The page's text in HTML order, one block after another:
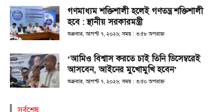
গণমাধ্যম শক্তিশালী হলেই গণতন্ত্র শক্তিশালী
হবে : স্থানীয় সরকারমন্ত্রী
শুক্রবার, আগস্ট ৭, ২০২৬; সময় : ৩:৫৮ অপরাহ্ণ
‘আমিও বিশ্বাস করতে চাই তিনি ডিসেম্বরেই
আসবেন, আইনের মুখোমুখি হবেন’
শুক্রবার, আগস্ট ৭, ২০২৬; সময় : ৩:৫০ অপরাহ্ণ